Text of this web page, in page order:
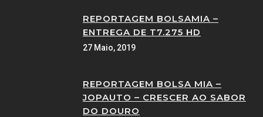
REPORTAGEM BOLSAMIA –
ENTREGA DE T7.275 HD
27 Maio, 2019
REPORTAGEM BOLSA MIA –
JOPAUTO – CRESCER AO SABOR
DO DOURO